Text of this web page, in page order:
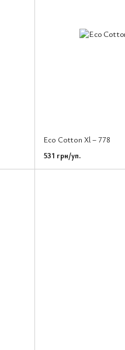
Eco Cotton Xl – 778
531 грн/уп.